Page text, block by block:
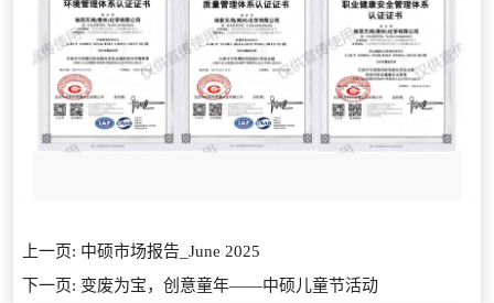
上一页: 中硕市场报告_June 2025
下一页: 变废为宝，创意童年——中硕儿童节活动